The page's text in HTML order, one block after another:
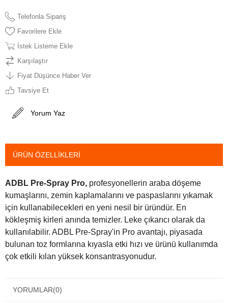
Telefonla Sipariş
Favorilere Ekle
İstek Listeme Ekle
Karşılaştır
Fiyat Düşünce Haber Ver
Tavsiye Et
Yorum Yaz
ÜRÜN ÖZELLIKLERI
ADBL Pre-Spray Pro, profesyonellerin araba döşeme
kumaşlarını, zemin kaplamalarını ve paspaslarını yıkamak
için kullanabilecekleri en yeni nesil bir üründür. En
kökleşmiş kirleri anında temizler. Leke çıkarıcı olarak da
kullanılabilir. ADBL Pre-Spray'in Pro avantajı, piyasada
bulunan toz formlarına kıyasla etki hızı ve ürünü kullanımda
çok etkili kılan yüksek konsantrasyonudur.
Dozaj:
YORUMLAR(0)